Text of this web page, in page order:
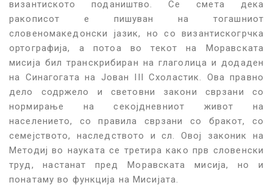
византиското подаништво. Се смета дека
ракописот е пишуван на тогашниот
словеномакедонски јазик, но со византискогрчка
ортографија, а потоа во текот на Моравската
мисија бил транскрибиран на глаголица и додаден
на Синагогата на Јован III Схоластик. Ова правно
дело содржело и световни закони сврзани со
нормирање на секојдневниот живот на
населението, со правила сврзани со бракот, со
семејството, наследството и сл. Овој законик на
Методиј во науката се третира како прв словенски
труд, настанат пред Моравската мисија, но и
понатаму во функција на Мисијата.